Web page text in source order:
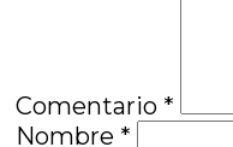
Comentario *
Nombre *